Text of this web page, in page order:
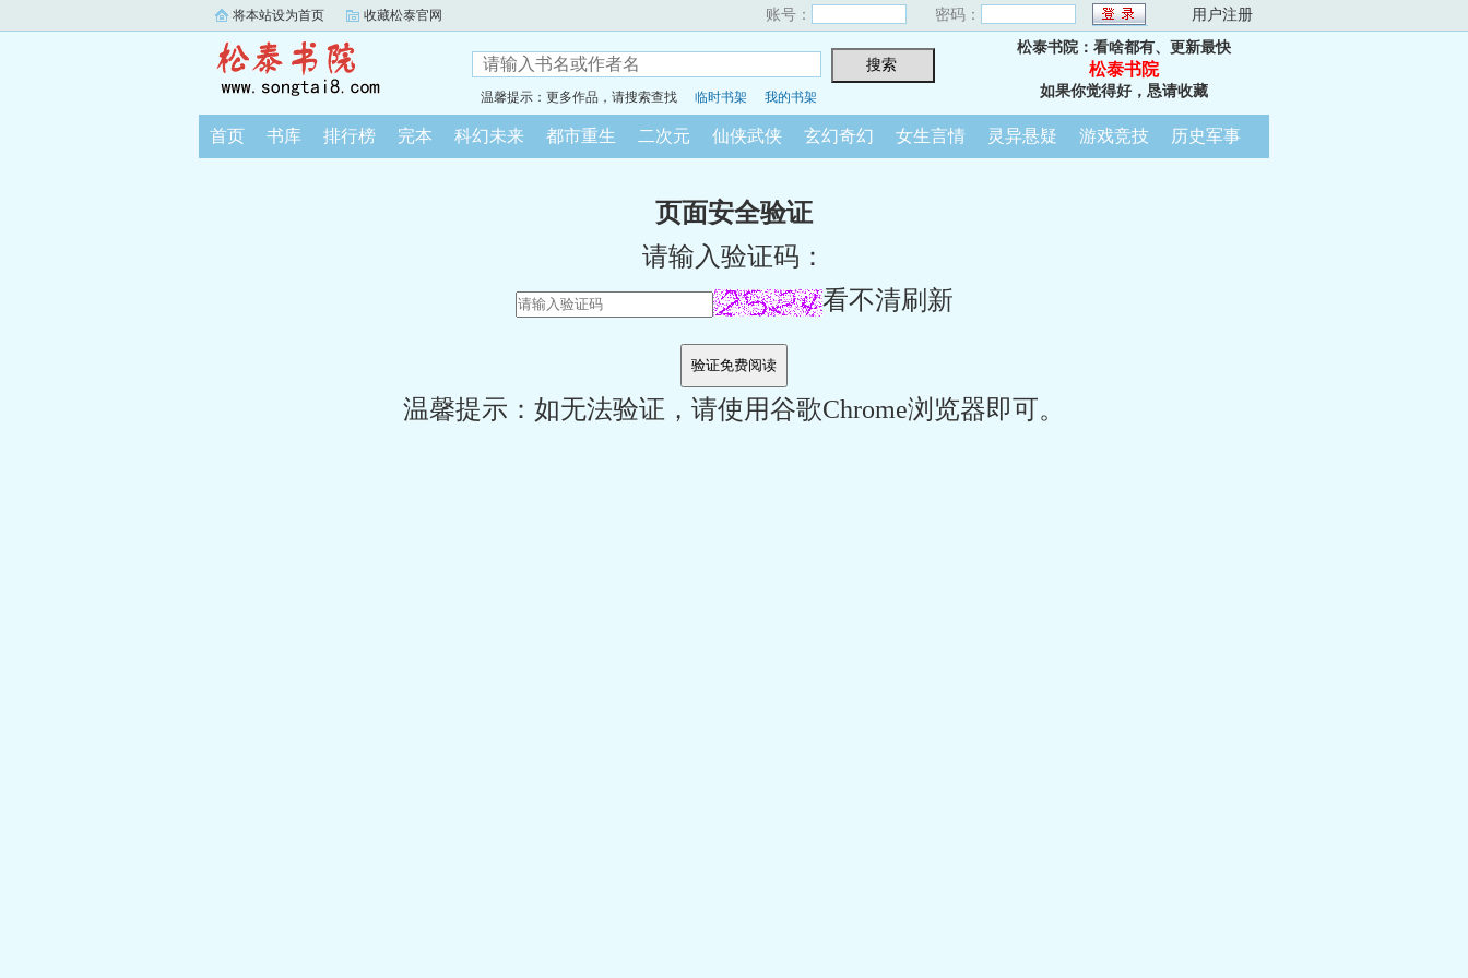
将本站设为首页 收藏松泰官网 账号： 密码： 用户注册
温馨提示：更多作品，请搜索查找 临时书架 我的书架
松泰书院：看啥都有、更新最快
松泰书院
如果你觉得好，恳请收藏
首页 书库 排行榜 完本 科幻未来 都市重生 二次元 仙侠武侠 玄幻奇幻 女生言情 灵异悬疑 游戏竞技 历史军事
页面安全验证
请输入验证码：
看不清刷新
温馨提示：如无法验证，请使用谷歌Chrome浏览器即可。